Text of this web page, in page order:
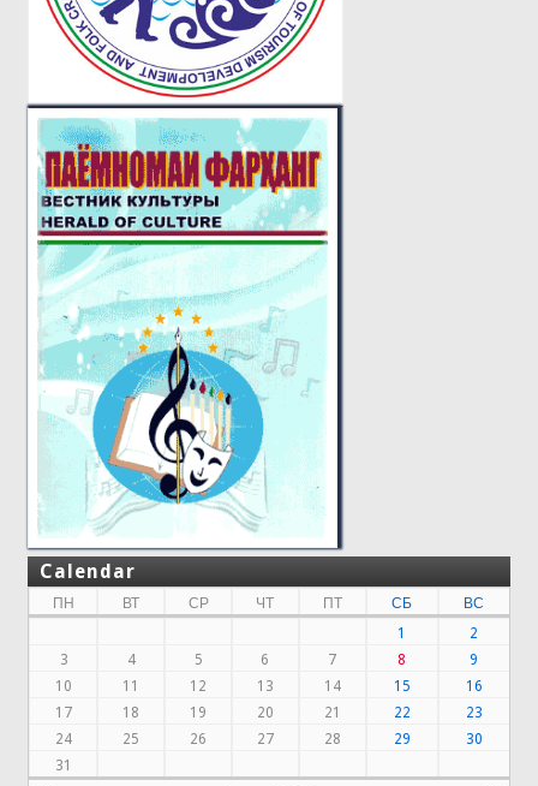
Calendar
ПН ВТ СР ЧТ ПТ СБ
ВС
1
2
3
4 5 6 7 8
9
10
11 12 13 14 15
16
17
18 19 20 21 22
23
24
25 26 27 28 29
30
31